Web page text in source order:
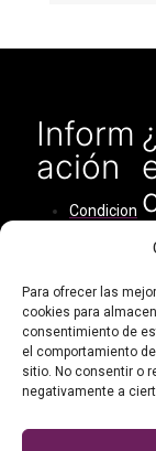
Para ofrecer las
cookies para
consentimiento de
el comportamiento
sitio. No consentir o
negativamente a
Inform
ación
Condicion
Cómo
comprar
Política de
privacidad
cookies